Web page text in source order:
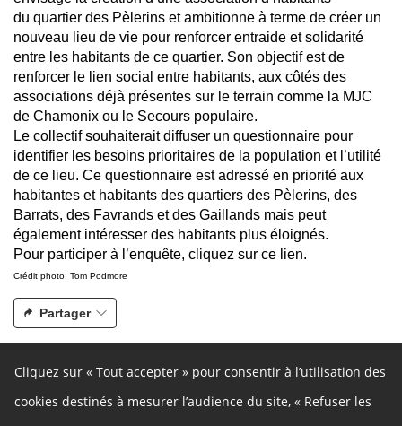
du quartier des Pèlerins et ambitionne à terme de créer un
nouveau lieu de vie pour renforcer entraide et solidarité
entre les habitants de ce quartier. Son objectif est de
renforcer le lien social entre habitants, aux côtés des
associations déjà présentes sur le terrain comme la MJC
de Chamonix ou le Secours populaire.
Le collectif souhaiterait diffuser un questionnaire pour
identifier les besoins prioritaires de la population et l’utilité
de ce lieu. Ce questionnaire est adressé en priorité aux
habitantes et habitants des quartiers des Pèlerins, des
Barrats, des Favrands et des Gaillands mais peut
également intéresser des habitants plus éloignés.
Pour participer à l’enquête, cliquez sur ce lien.
Crédit photo: Tom Podmore
Partager
Cliquez sur « Tout accepter » pour consentir à l’utilisation des
cookies destinés à mesurer l’audience du site, « Refuser les
Ce site participatif a été réalisé grâce à la plateforme innovante de